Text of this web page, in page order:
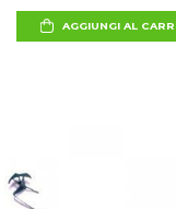
AGGIUNGI AL